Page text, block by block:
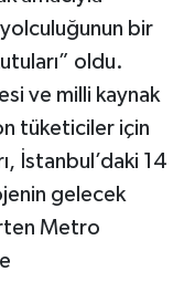
bir
oldu.
ve milli kaynak
tüketiciler için
İstanbul’daki 14
gelecek
Metro